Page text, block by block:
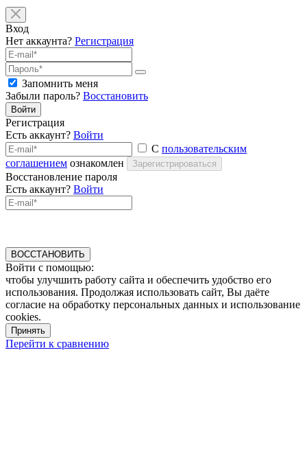
Вход
Нет аккаунта? Регистрация
Запомнить меня
Забыли пароль? Восстановить
Войти
Регистрация
Есть аккаунт? Войти
С пользовательским
соглашением ознакомлен Зарегистрироваться
Восстановление пароля
Есть аккаунт? Войти
ВОССТАНОВИТЬ
Войти с помощью:
чтобы улучшить работу сайта и обеспечить удобство его
использования. Продолжая использовать сайт, Вы даёте
согласие на обработку персональных данных и использование
cookies.
Принять
Перейти к сравнению